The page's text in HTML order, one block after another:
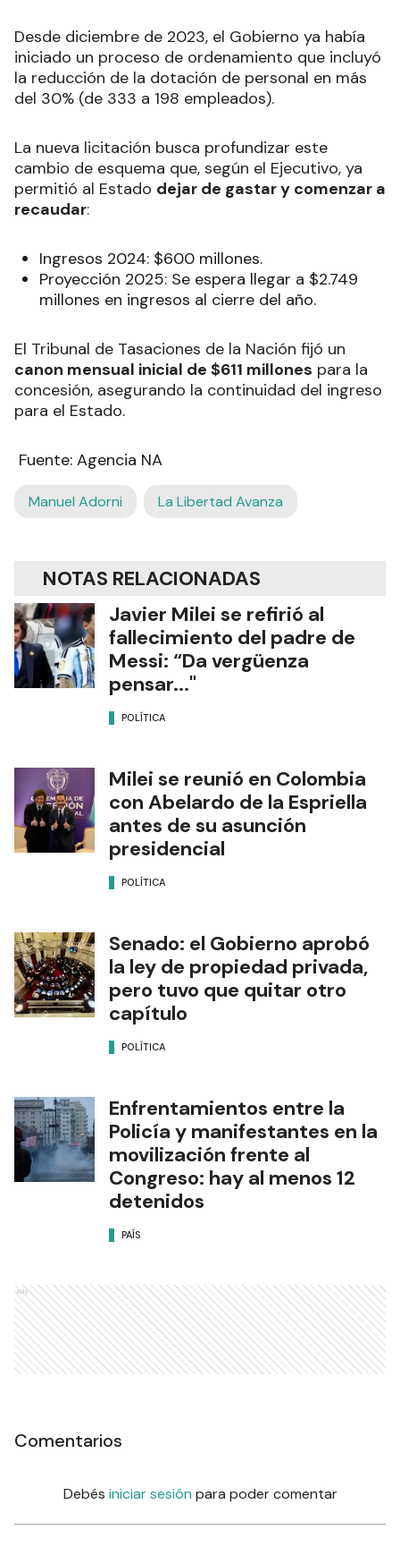
Desde diciembre de 2023, el Gobierno ya había
iniciado un proceso de ordenamiento que incluyó
la reducción de la dotación de personal en más
del 30% (de 333 a 198 empleados).
La nueva licitación busca profundizar este
cambio de esquema que, según el Ejecutivo, ya
permitió al Estado dejar de gastar y comenzar a
recaudar:
Ingresos 2024: $600 millones.
Proyección 2025: Se espera llegar a $2.749
millones en ingresos al cierre del año.
El Tribunal de Tasaciones de la Nación fijó un
canon mensual inicial de $611 millones para la
concesión, asegurando la continuidad del ingreso
para el Estado.
Fuente: Agencia NA
Manuel Adorni La Libertad Avanza
NOTAS RELACIONADAS
Javier Milei se refirió al
fallecimiento del padre de
Messi: “Da vergüenza
pensar..."
POLÍTICA
Milei se reunió en Colombia
con Abelardo de la Espriella
antes de su asunción
presidencial
POLÍTICA
Senado: el Gobierno aprobó
la ley de propiedad privada,
pero tuvo que quitar otro
capítulo
POLÍTICA
Enfrentamientos entre la
Policía y manifestantes en la
movilización frente al
Congreso: hay al menos 12
detenidos
PAÍS
Ads
Comentarios
Debés iniciar sesión para poder comentar